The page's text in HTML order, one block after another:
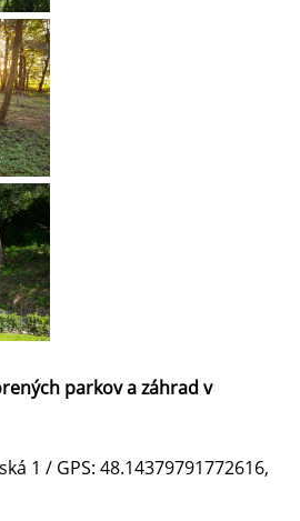
parkov a záhrad v
1 / GPS: 48.14379791772616,